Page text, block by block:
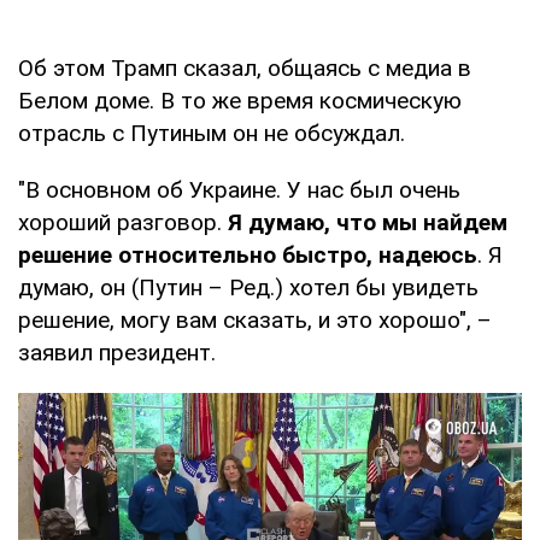
Об этом Трамп сказал, общаясь с медиа в
Белом доме. В то же время космическую
отрасль с Путиным он не обсуждал.
"В основном об Украине. У нас был очень
хороший разговор. Я думаю, что мы найдем
решение относительно быстро, надеюсь. Я
думаю, он (Путин – Ред.) хотел бы увидеть
решение, могу вам сказать, и это хорошо", –
заявил президент.